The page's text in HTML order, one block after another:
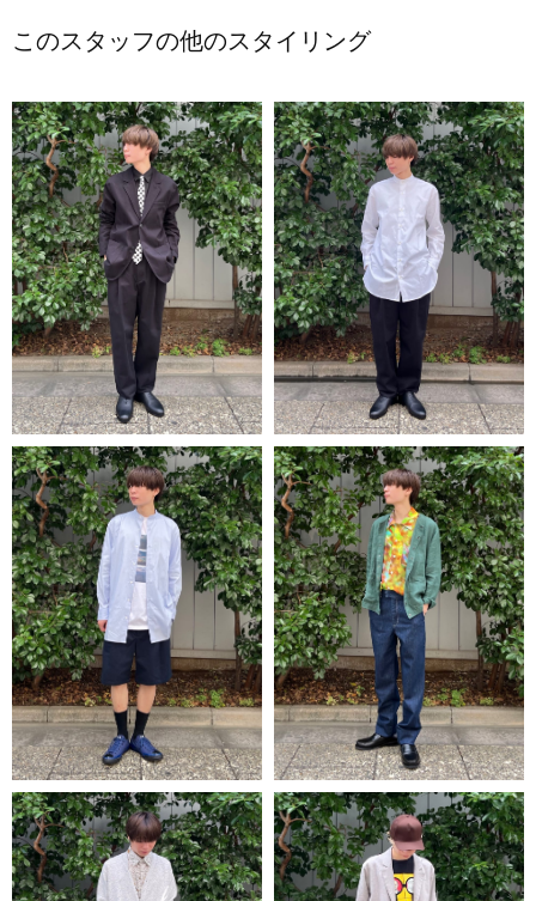
このスタッフの他のスタイリング